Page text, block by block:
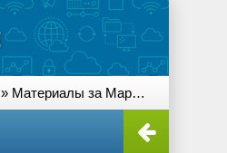
» Материалы за Март 2019 года